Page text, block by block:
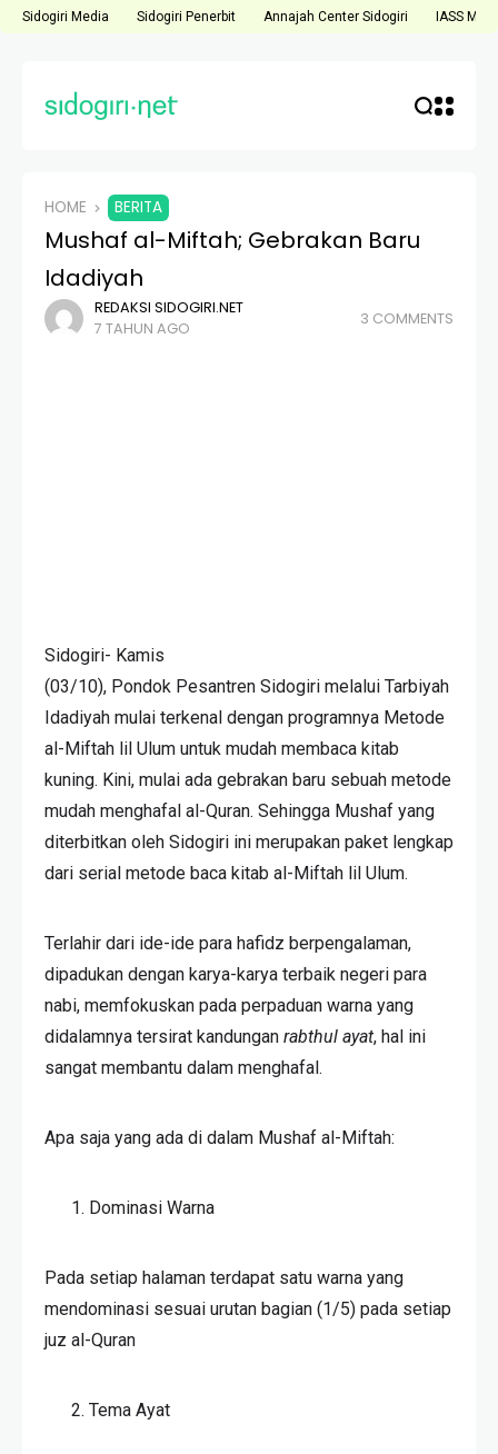
Sidogiri Media Sidogiri Penerbit Annajah Center Sidogiri IASS
HOME BERITA
Mushaf al-Miftah; Gebrakan Baru
Idadiyah
REDAKSI SIDOGIRI.NET
7 TAHUN AGO
3 COMMENTS
Sidogiri- Kamis
(03/10), Pondok Pesantren Sidogiri melalui Tarbiyah
Idadiyah mulai terkenal dengan programnya Metode
al-Miftah lil Ulum untuk mudah membaca kitab
kuning. Kini, mulai ada gebrakan baru sebuah metode
mudah menghafal al-Quran. Sehingga Mushaf yang
diterbitkan oleh Sidogiri ini merupakan paket lengkap
dari serial metode baca kitab al-Miftah lil Ulum.
Terlahir dari ide-ide para hafidz berpengalaman,
dipadukan dengan karya-karya terbaik negeri para
nabi, memfokuskan pada perpaduan warna yang
didalamnya tersirat kandungan rabthul ayat, hal ini
sangat membantu dalam menghafal.
Apa saja yang ada di dalam Mushaf al-Miftah:
Dominasi Warna
Pada setiap halaman terdapat satu warna yang
mendominasi sesuai urutan bagian (1/5) pada setiap
juz al-Quran
Tema Ayat